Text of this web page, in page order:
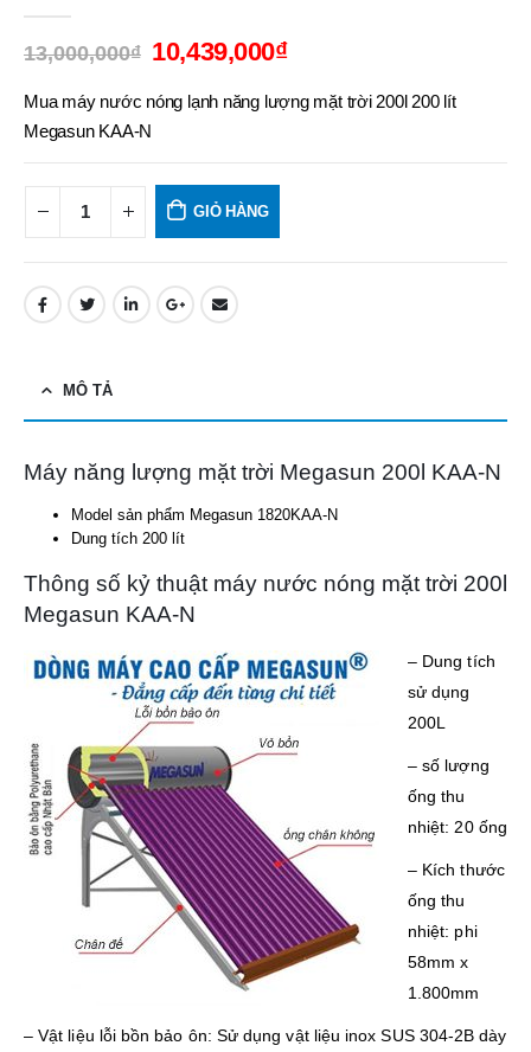
13,000,000₫ 10,439,000₫
Mua máy nước nóng lạnh năng lượng mặt trời 200l 200 lít
Megasun KAA-N
GIỎ HÀNG
MÔ TẢ
Máy năng lượng mặt trời Megasun 200l KAA-N
Model sản phẩm Megasun 1820KAA-N
Dung tích 200 lít
Thông số kỷ thuật máy nước nóng mặt trời 200l
Megasun KAA-N
– Dung tích
sử dụng
200L
– số lượng
ống thu
nhiệt: 20 ống
– Kích thước
ống thu
nhiệt: phi
58mm x
1.800mm
– Vật liệu lỗi bồn bảo ôn: Sử dụng vật liệu inox SUS 304-2B dày